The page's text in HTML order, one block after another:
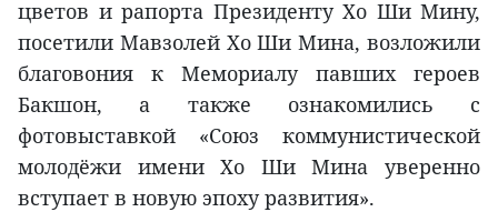
цветов и рапорта Президенту Хо Ши Мину,
посетили Мавзолей Хо Ши Мина, возложили
благовония к Мемориалу павших героев
Бакшон, а также ознакомились с
фотовыставкой «Союз коммунистической
молодёжи имени Хо Ши Мина уверенно
вступает в новую эпоху развития».